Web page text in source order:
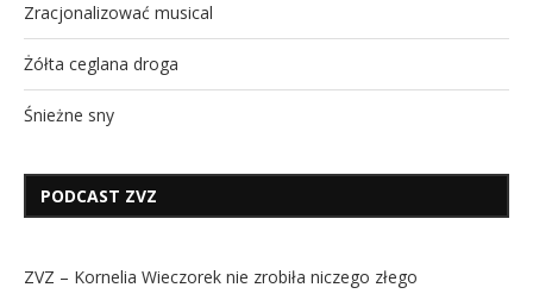
Zracjonalizować musical
Żółta ceglana droga
Śnieżne sny
PODCAST ZVZ
ZVZ – Kornelia Wieczorek nie zrobiła niczego złego